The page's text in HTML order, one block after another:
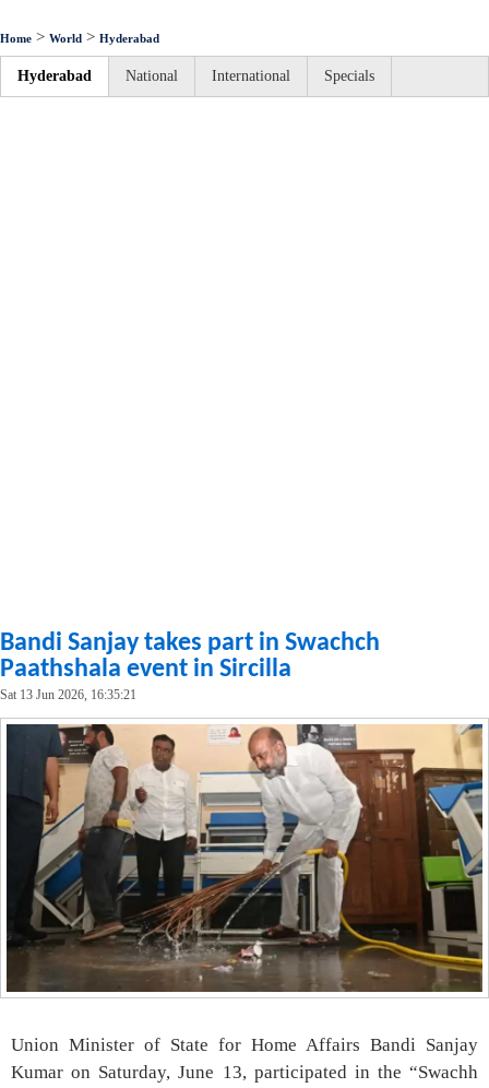
Home > World > Hyderabad
Hyderabad National International Specials
Bandi Sanjay takes part in Swachch
Paathshala event in Sircilla
Sat 13 Jun 2026, 16:35:21
Union Minister of State for Home Affairs Bandi Sanjay
Kumar on Saturday, June 13, participated in the “Swachh